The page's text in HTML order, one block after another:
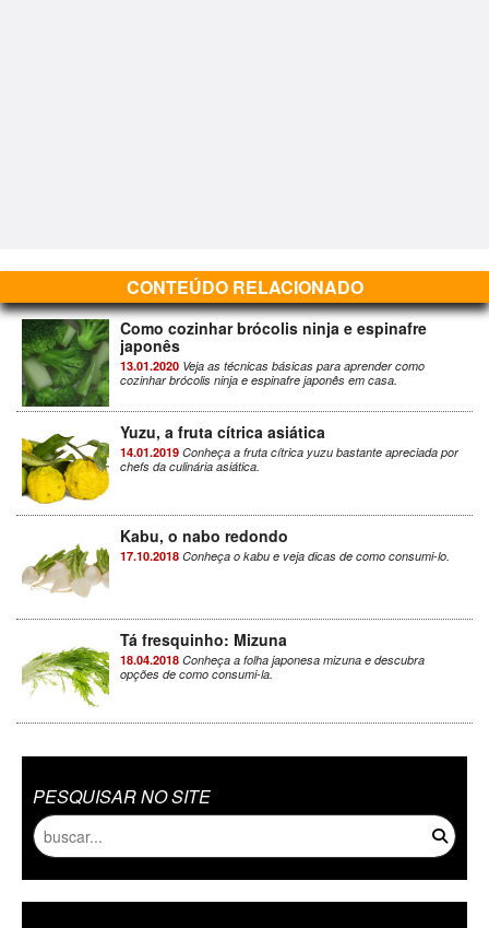
CONTEÚDO RELACIONADO
Como cozinhar brócolis ninja e espinafre
japonês
13.01.2020 Veja as técnicas básicas para aprender como
cozinhar brócolis ninja e espinafre japonês em casa.
Yuzu, a fruta cítrica asiática
14.01.2019 Conheça a fruta cítrica yuzu bastante apreciada por
chefs da culinária asiática.
Kabu, o nabo redondo
17.10.2018 Conheça o kabu e veja dicas de como consumi-lo.
Tá fresquinho: Mizuna
18.04.2018 Conheça a folha japonesa mizuna e descubra
opções de como consumi-la.
PESQUISAR NO SITE